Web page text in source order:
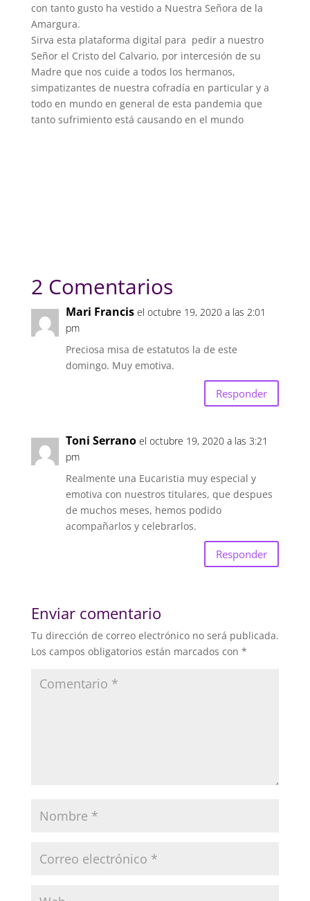
con tanto gusto ha vestido a Nuestra Señora de la
Amargura.
Sirva esta plataforma digital para pedir a nuestro
Señor el Cristo del Calvario, por intercesión de su
Madre que nos cuide a todos los hermanos,
simpatizantes de nuestra cofradía en particular y a
todo en mundo en general de esta pandemia que
tanto sufrimiento está causando en el mundo
2 Comentarios
Mari Francis el octubre 19, 2020 a las 2:01
pm
Preciosa misa de estatutos la de este
domingo. Muy emotiva.
Responder
Toni Serrano el octubre 19, 2020 a las 3:21
pm
Realmente una Eucaristia muy especial y
emotiva con nuestros titulares, que despues
de muchos meses, hemos podido
acompañarlos y celebrarlos.
Responder
Enviar comentario
Tu dirección de correo electrónico no será publicada.
Los campos obligatorios están marcados con *